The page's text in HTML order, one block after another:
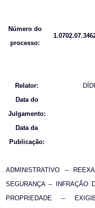
Número do
processo:
Relator:
Data do
Julgamento:
Data da
Publicação:
ADMINISTRATIVO –
SEGURANÇA – INFRAÇÃO
PROPRIEDADE –